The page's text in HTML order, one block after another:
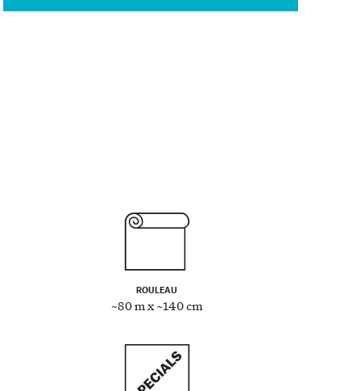
ROULEAU
~80 m x ~140 cm